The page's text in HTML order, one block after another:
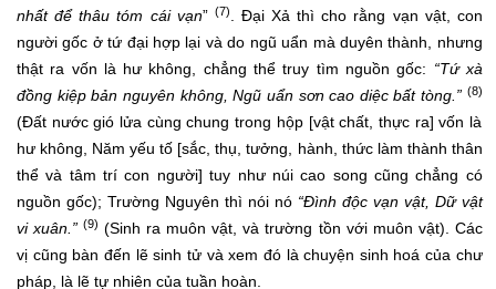
nhất để thâu tóm cái vạn” (7)
. Đại Xả thì cho rằng vạn vật, con
người gốc ở tứ đại hợp lại và do ngũ uẩn mà duyên thành, nhưng
thật ra vốn là hư không, chẳng thể truy tìm nguồn gốc: “Tứ xà
đồng kiệp bản nguyên không, Ngũ uẩn sơn cao diệc bất tòng.” (8)
(Đất nước gió lửa cùng chung trong hộp [vật chất, thực ra] vốn là
hư không, Năm yếu tố [sắc, thụ, tưởng, hành, thức làm thành thân
thể và tâm trí con người] tuy như núi cao song cũng chẳng có
nguồn gốc); Trường Nguyên thì nói nó“Đình độc vạn vật, Dữ vật
vi xuân.”(9) (Sinh ra muôn vật, và trường tồn với muôn vật). Các
vị cũng bàn đến lẽ sinh tử và xem đó là chuyện sinh hoá của chư
pháp, là lẽ tự nhiên của tuần hoàn.